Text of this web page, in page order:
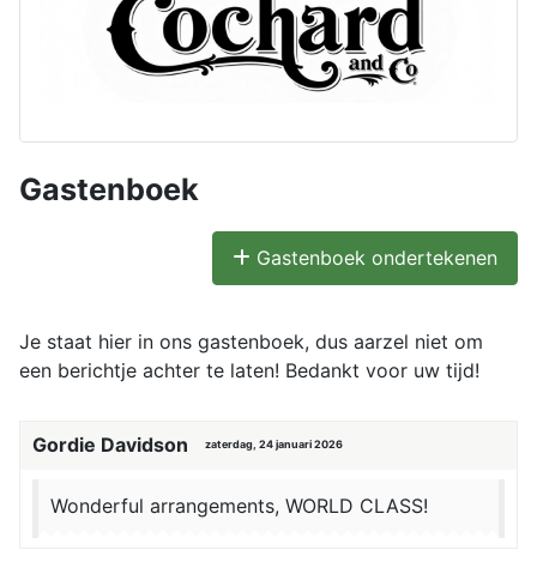
Gastenboek
Gastenboek ondertekenen
Je staat hier in ons gastenboek, dus aarzel niet om
een berichtje achter te laten! Bedankt voor uw tijd!
Gordie Davidson zaterdag, 24 januari 2026
Wonderful arrangements, WORLD CLASS!